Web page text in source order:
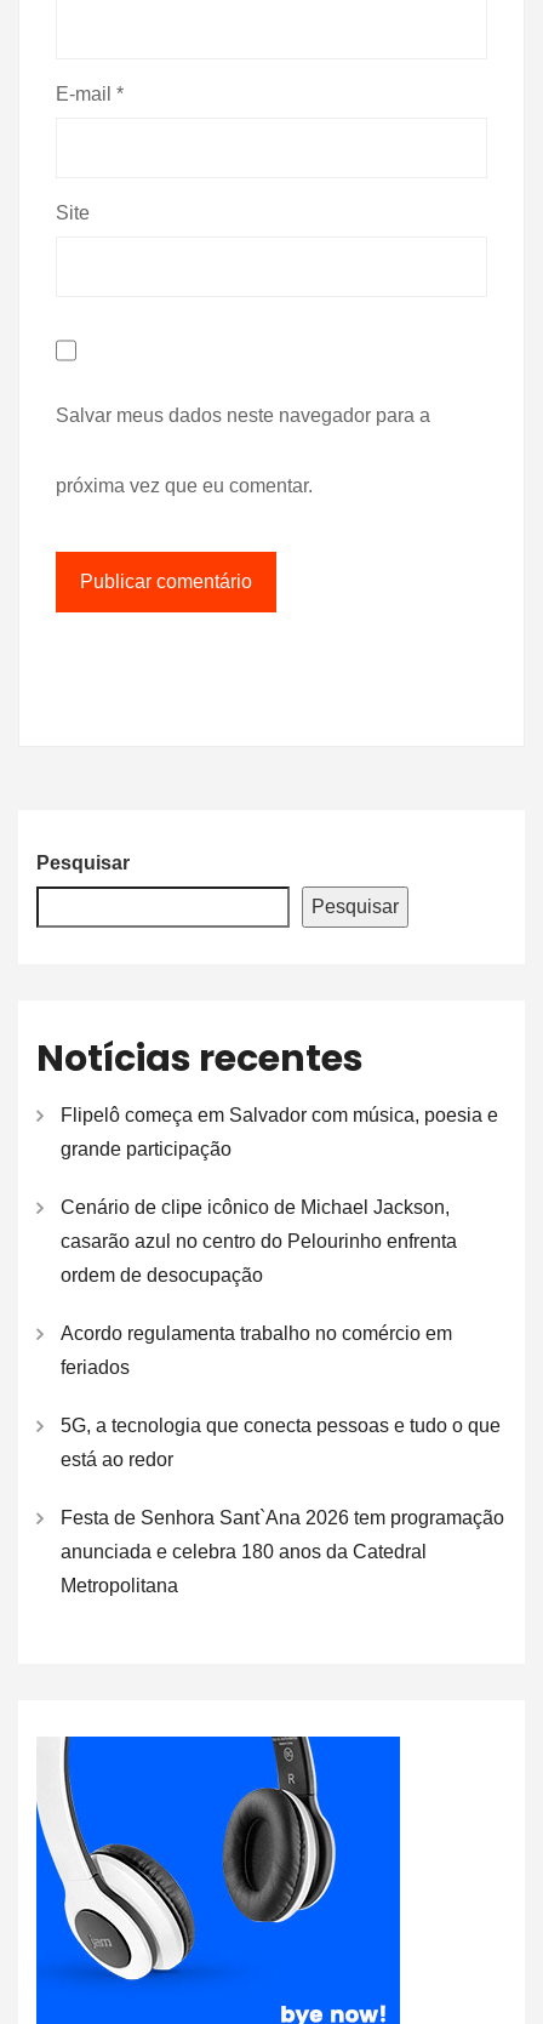
E-mail *
Site
Salvar meus dados neste navegador para a
próxima vez que eu comentar.
Pesquisar
Pesquisar
Notícias recentes
Flipelô começa em Salvador com música, poesia e
grande participação
Cenário de clipe icônico de Michael Jackson,
casarão azul no centro do Pelourinho enfrenta
ordem de desocupação
Acordo regulamenta trabalho no comércio em
feriados
5G, a tecnologia que conecta pessoas e tudo o que
está ao redor
Festa de Senhora Sant`Ana 2026 tem programação
anunciada e celebra 180 anos da Catedral
Metropolitana